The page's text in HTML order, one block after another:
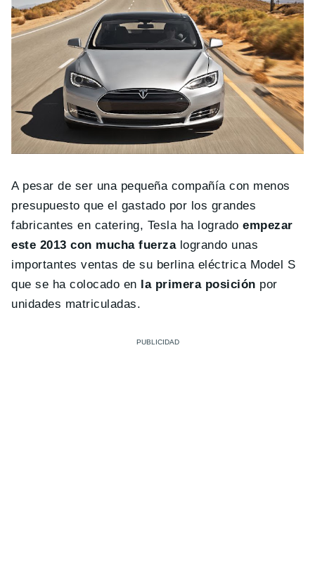
A pesar de ser una pequeña compañía con menos
presupuesto que el gastado por los grandes
fabricantes en catering, Tesla ha logradoempezar
este 2013 con mucha fuerzalogrando unas
importantes ventas de su berlina eléctrica Model S
que se ha colocado en la primera posición por
unidades matriculadas.